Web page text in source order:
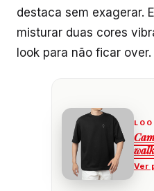
destaca sem exagerar.
misturar duas cores
look para não ficar over.